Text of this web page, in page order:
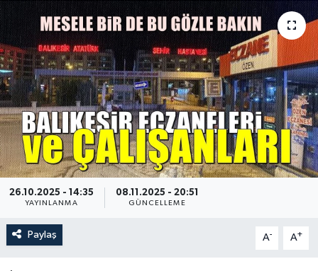
26.10.2025 - 14:35
YAYINLANMA
08.11.2025 - 20:51
GÜNCELLEME
Paylaş A- A+